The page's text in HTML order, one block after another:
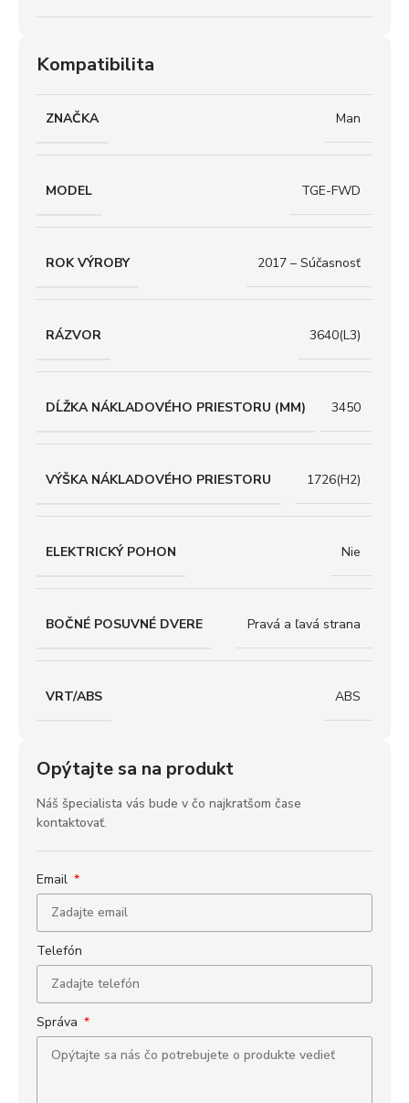
Kompatibilita
ZNAČKA Man
MODEL TGE-FWD
ROK VÝROBY 2017 – Súčasnosť
RÁZVOR 3640(L3)
DĹŽKA NÁKLADOVÉHO PRIESTORU (MM) 3450
VÝŠKA NÁKLADOVÉHO PRIESTORU 1726(H2)
ELEKTRICKÝ POHON Nie
BOČNÉ POSUVNÉ DVERE Pravá a ľavá strana
VRT/ABS ABS
Opýtajte sa na produkt
Náš špecialista vás bude v čo najkratšom čase
kontaktovať.
Email
Telefón
Správa